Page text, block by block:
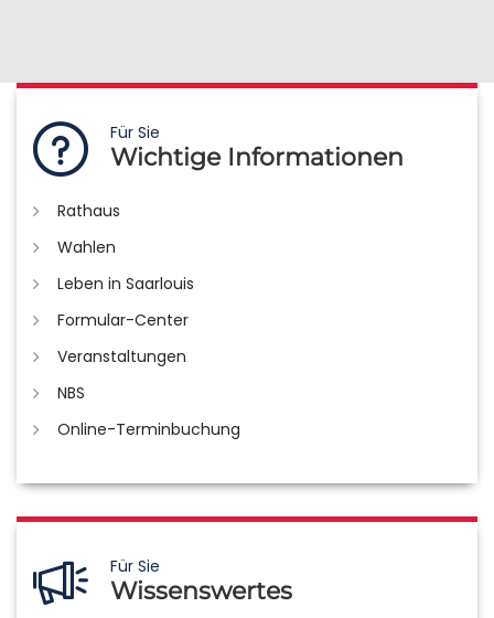
Für Sie
Wichtige Informationen
Rathaus
Wahlen
Leben in Saarlouis
Formular-Center
Veranstaltungen
NBS
Online-Terminbuchung
Für Sie
Wissenswertes